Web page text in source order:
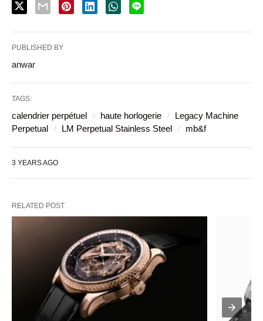
PUBLISHED BY
anwar
TAGS:
calendrier perpétuel haute horlogerie
Legacy Machine
Perpetual
LM Perpetual Stainless Steel mb&f
3 YEARS AGO
RELATED POST